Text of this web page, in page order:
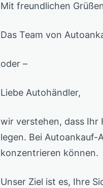
Mit freundlichen
Das Team von
oder –
Liebe Autohändler,
wir verstehen, dass Ihr
legen. Bei Autoankauf-
konzentrieren können.
Unser Ziel ist es, Ihre